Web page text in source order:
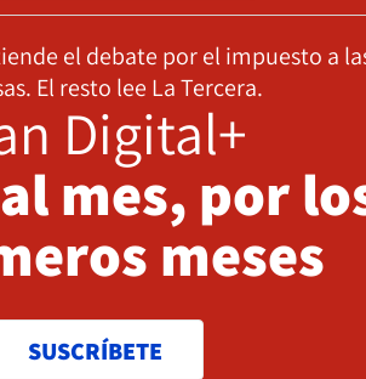
el debate por el impuesto a
El resto lee La Tercera.
Digital+
mes, por
meses
SUSCRÍBETE